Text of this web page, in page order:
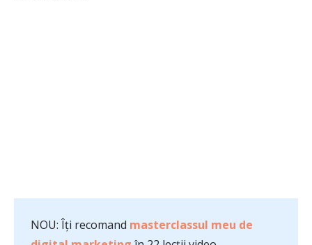
NOU: Îți recomand masterclassul meu de